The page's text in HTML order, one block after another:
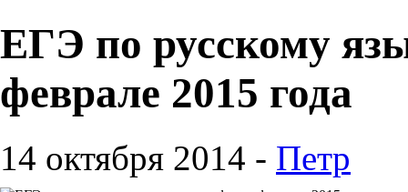
ЕГЭ по русскому
феврале 2015 года
14 октября 2014 - Петр